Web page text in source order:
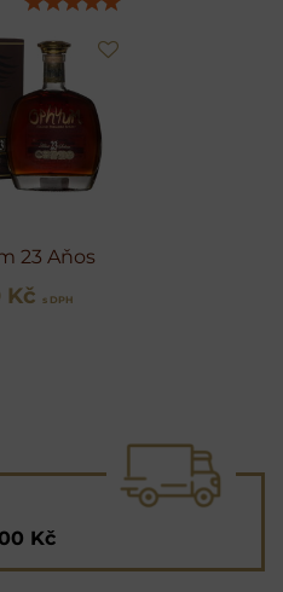
23 Aňos
Kč s DPH
Kč